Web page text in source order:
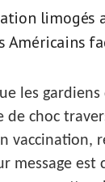
Américains
les
de choc
vaccination,
message